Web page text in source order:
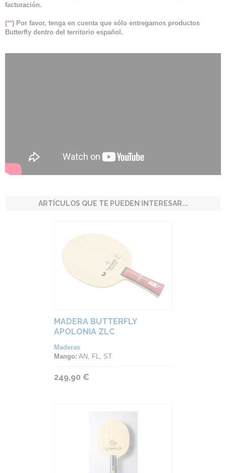
facturación.
(**) Por favor, tenga en cuenta que sólo entregamos productos
Butterfly dentro del territorio español.
ARTÍCULOS QUE TE PUEDEN INTERESAR...
MADERA BUTTERFLY
APOLONIA ZLC
Maderas
Mango: AN, FL, ST
249,90 €